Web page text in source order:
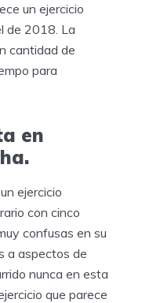
un ejercicio
de 2018. La
cantidad de
para
en
ejercicio
con cinco
confusas en su
a aspectos de
nunca en esta
que parece